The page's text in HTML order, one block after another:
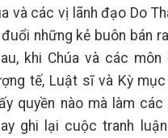
và các vị lãnh đạo Do
những kẻ buôn bán
khi Chúa và các
tế, Luật sĩ và Kỳ
quyền nào mà làm các
ghi lại cuộc tranh